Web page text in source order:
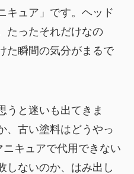
キュア」です。ヘッド
たったそれだけなの
た瞬間の気分がまるで
うと迷いも出てきま
、古い塗料はどうやっ
キュアで代用できない
しないのか、はみ出し